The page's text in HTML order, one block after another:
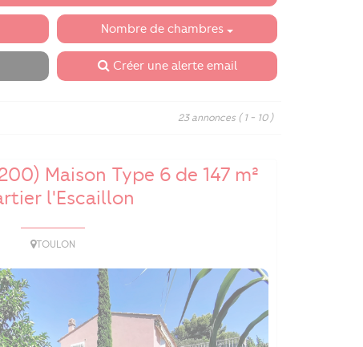
Nombre de chambres
Créer une alerte email
23 annonces ( 1 - 10 )
Maison Type 6 de 147 m²
l'Escaillon
TOULON